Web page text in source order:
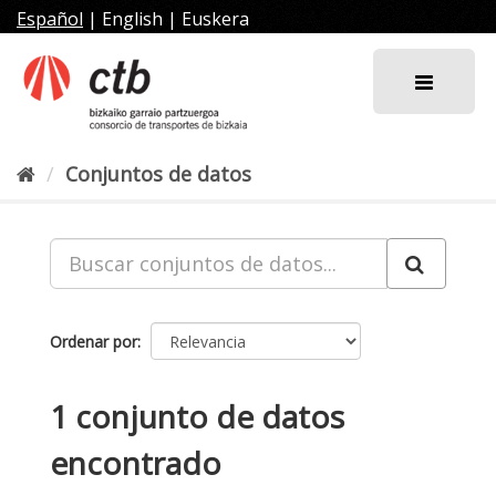
al
contenido
Español | English | Euskera
Conjuntos de datos
Ordenar por
1 conjunto de datos
encontrado